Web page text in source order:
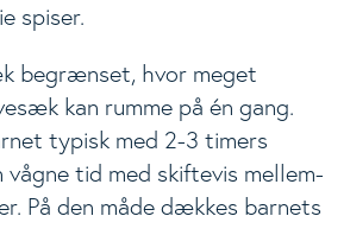
spiser.
begrænset, hvor meget
kan rumme på én gang.
typisk med 2-3 timers
vågne tid med skiftevis mellem-
På den måde dækkes barnets